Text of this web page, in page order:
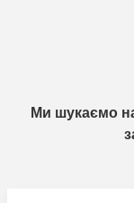
Ми шукаємо